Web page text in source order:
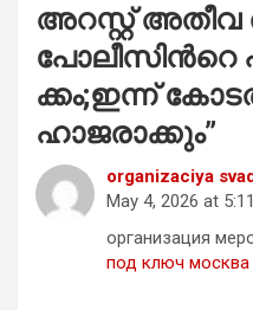
അ​റ​സ്റ്റ്
പോ​ലീ​സി​ന്‍റെ
ക്കം;ഇന്ന്
ഹാജരാക്കും”
organizaciya
May 4, 2026 at
организация
под ключ москва